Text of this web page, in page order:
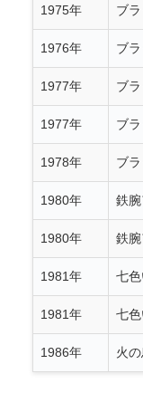
1975年 ブ
1976年 ブ
1977年 ブ
1977年 ブ
1978年 ブ
1980年 鉄
1980年 鉄
1981年 七
1981年 七
1986年 火